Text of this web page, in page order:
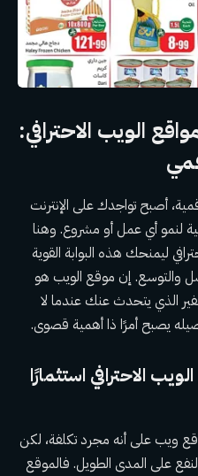
الويب الاحترافي:
أصبح تواجدك على الإنترنت
لنمو أي عمل أو مشروع. وهنا
ليمنحك هذه البوابة القوية
والتوسع. إن موقع الويب هو
الذي يتحدث عنك عندما لا
يصبح أمرًا ذا أهمية قصوى.
الاحترافي استثمارًا
ويب على أنه مجرد تكلفة، لكن
على المدى الطويل. فالموقع